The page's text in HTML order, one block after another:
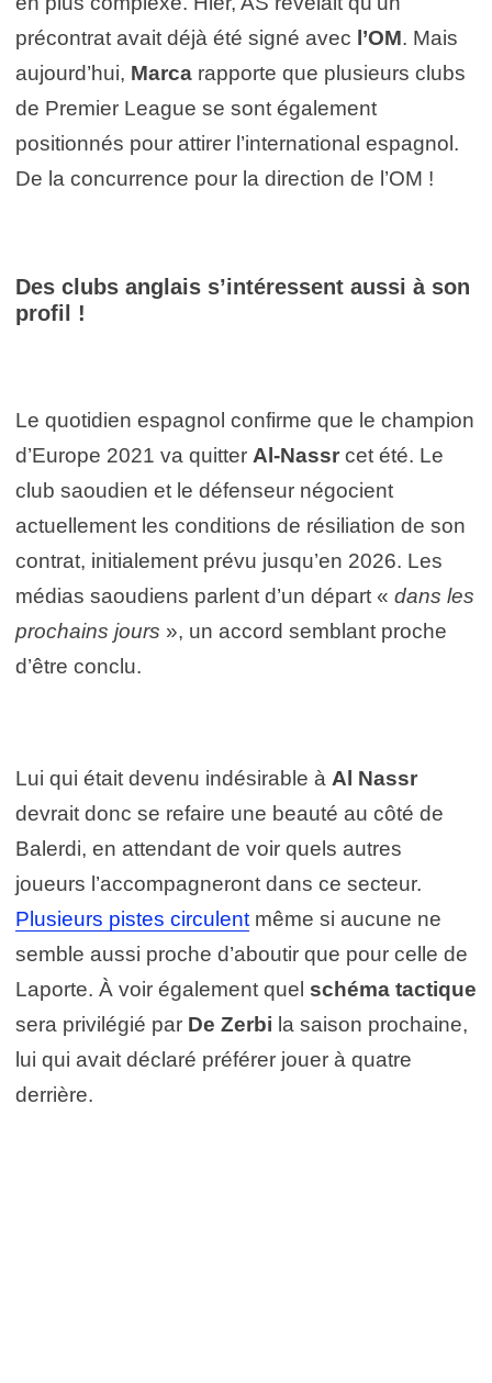
précontrat avait déjà été signé avec l’OM. Mais
aujourd’hui, Marca rapporte que plusieurs clubs
de Premier League se sont également
positionnés pour attirer l’international espagnol.
De la concurrence pour la direction de l’OM !
Des clubs anglais s’intéressent aussi à son
profil !
Le quotidien espagnol confirme que le champion
d’Europe 2021 va quitter Al-Nassr cet été. Le
club saoudien et le défenseur négocient
actuellement les conditions de résiliation de son
contrat, initialement prévu jusqu’en 2026. Les
médias saoudiens parlent d’un départ « dans les
prochains jours », un accord semblant proche
d’être conclu.
Lui qui était devenu indésirable à Al Nassr
devrait donc se refaire une beauté au côté de
Balerdi, en attendant de voir quels autres
joueurs l’accompagneront dans ce secteur.
Plusieurs pistes circulent même si aucune ne
semble aussi proche d’aboutir que pour celle de
Laporte. À voir également quel schéma tactique
sera privilégié par De Zerbi la saison prochaine,
lui qui avait déclaré préférer jouer à quatre
derrière.